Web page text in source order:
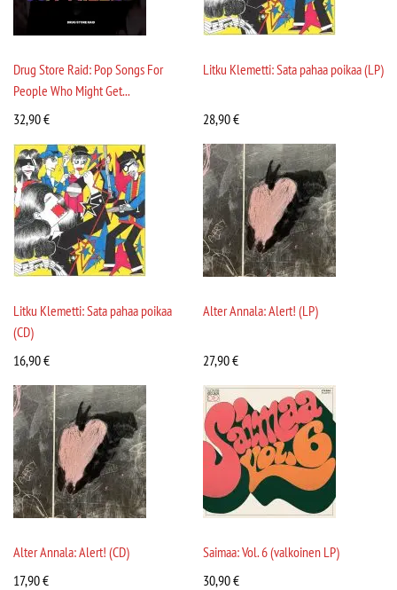
Drug Store Raid: Pop Songs For
People Who Might Get...
32,90€
Litku Klemetti: Sata pahaa poikaa (LP)
28,90€
Litku Klemetti: Sata pahaa poikaa
(CD)
16,90€
Alter Annala: Alert! (LP)
27,90€
Alter Annala: Alert! (CD)
17,90€
Saimaa: Vol. 6 (valkoinen LP)
30,90€